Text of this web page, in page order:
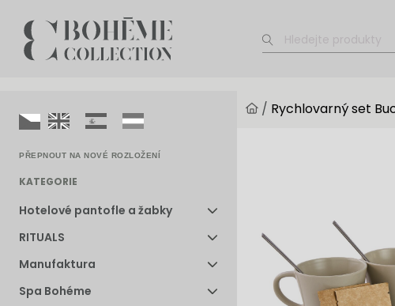
PŘEPNOUT NA NOVÉ ROZLOŽENÍ
KATEGORIE
Hotelové pantofle a žabky
RITUALS
Manufaktura
Spa Bohéme
/ Rychlovarný set